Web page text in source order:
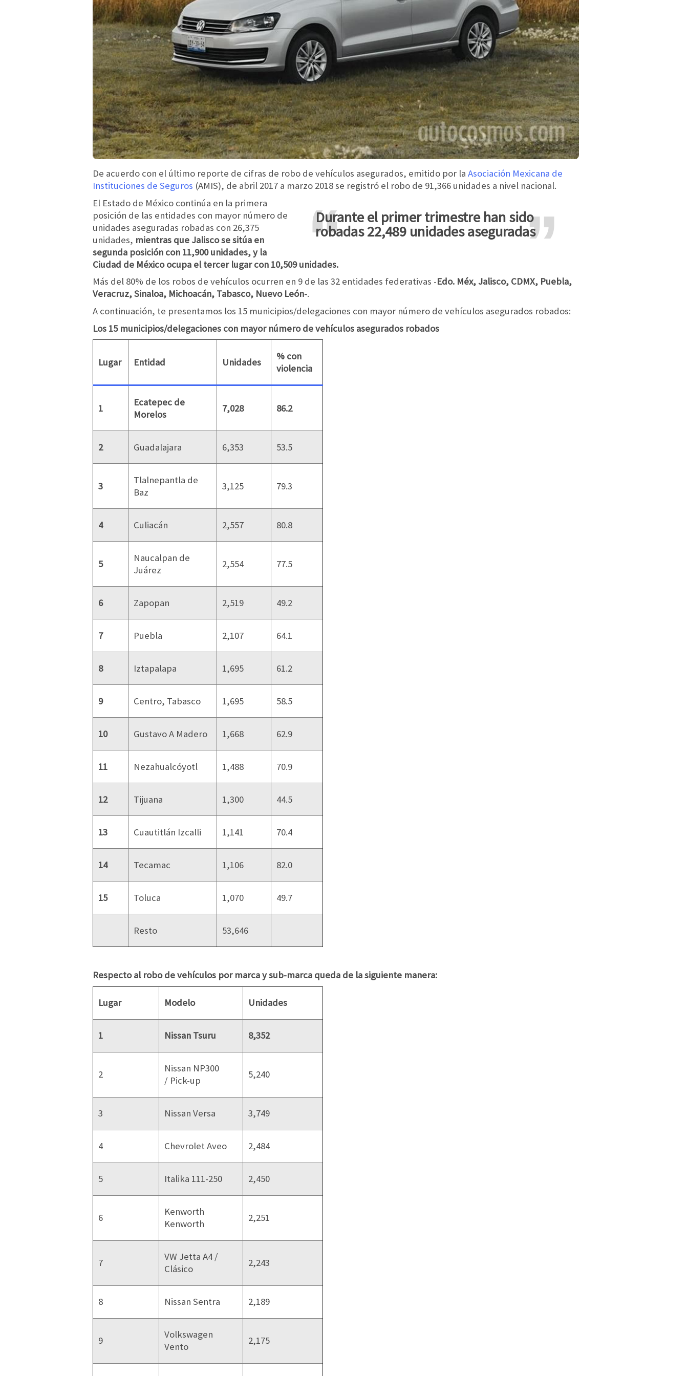
De acuerdo con el último reporte de cifras de robo de vehículos asegurados, emitido por la Asociación Mexicana de
Instituciones de Seguros (AMIS), de abril 2017 a marzo 2018 se registró el robo de 91,366 unidades a nivel nacional.
Durante el primer trimestre han sido
robadas 22,489 unidades aseguradas
El Estado de México continúa en la primera
posición de las entidades con mayor número de
unidades aseguradas robadas con 26,375
unidades, mientras que Jalisco se sitúa en
segunda posición con 11,900 unidades, y la
Ciudad de México ocupa el tercer lugar con 10,509 unidades.
Más del 80% de los robos de vehículos ocurren en 9 de las 32 entidades federativas -Edo. Méx, Jalisco, CDMX, Puebla,
Veracruz, Sinaloa, Michoacán, Tabasco, Nuevo León-.
A continuación, te presentamos los 15 municipios/delegaciones con mayor número de vehículos asegurados robados:
Los 15 municipios/delegaciones con mayor número de vehículos asegurados robados
Lugar Entidad Unidades
% con
violencia
1
Ecatepec de
Morelos
7,028 86.2
2 Guadalajara 6,353 53.5
3
Tlalnepantla de
Baz
3,125 79.3
4 Culiacán 2,557 80.8
5
Naucalpan de
Juárez
2,554 77.5
6 Zapopan 2,519 49.2
7 Puebla 2,107 64.1
8 Iztapalapa 1,695 61.2
9 Centro, Tabasco 1,695 58.5
10 Gustavo A Madero 1,668 62.9
11 Nezahualcóyotl 1,488 70.9
12 Tijuana 1,300 44.5
13 Cuautitlán Izcalli 1,141 70.4
14 Tecamac 1,106 82.0
15 Toluca 1,070 49.7
Resto 53,646
Respecto al robo de vehículos por marca y sub-marca queda de la siguiente manera:
Lugar Modelo Unidades
1 Nissan Tsuru 8,352
2
Nissan NP300
/ Pick-up
5,240
3 Nissan Versa 3,749
4 Chevrolet Aveo 2,484
5 Italika 111-250 2,450
6
Kenworth
Kenworth
2,251
7
VW Jetta A4 /
Clásico
2,243
8 Nissan Sentra 2,189
9
Volkswagen
Vento
2,175